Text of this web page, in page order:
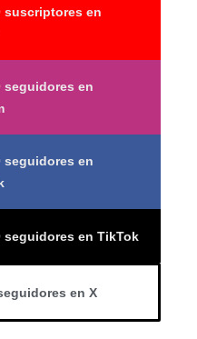
suscriptores en
seguidores en
seguidores en
seguidores en TikTok
en X